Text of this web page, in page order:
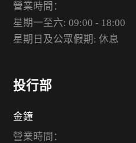
營業時間：
星期一至六: 09:00 - 18:00
星期日及公眾假期: 休息
投行部
金鐘
營業時間：